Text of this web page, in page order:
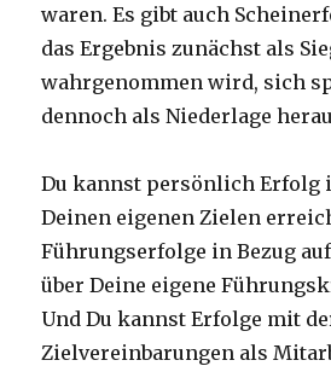
waren. Es gibt auch
das Ergebnis zunächst als
wahrgenommen wird, sich
dennoch als Niederlage
Du kannst persönlich Erfolg
Deinen eigenen Zielen
Führungserfolge in Bezug
über Deine eigene
Und Du kannst Erfolge mit
Zielvereinbarungen als